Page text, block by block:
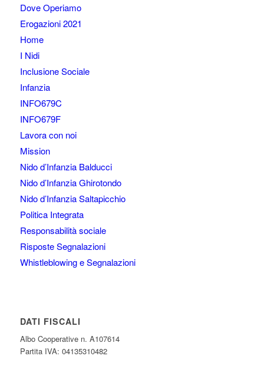
Dove Operiamo
Erogazioni 2021
Home
I Nidi
Inclusione Sociale
Infanzia
INFO679C
INFO679F
Lavora con noi
Mission
Nido d’Infanzia Balducci
Nido d’Infanzia Ghirotondo
Nido d’Infanzia Saltapicchio
Politica Integrata
Responsabilità sociale
Risposte Segnalazioni
Whistleblowing e Segnalazioni
DATI FISCALI
Albo Cooperative n. A107614
Partita IVA: 04135310482